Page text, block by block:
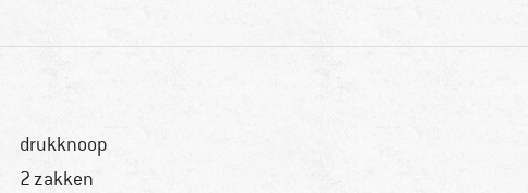
drukknoop
2 zakken